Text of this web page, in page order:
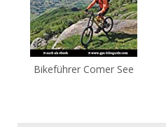
Bikeführer Comer See